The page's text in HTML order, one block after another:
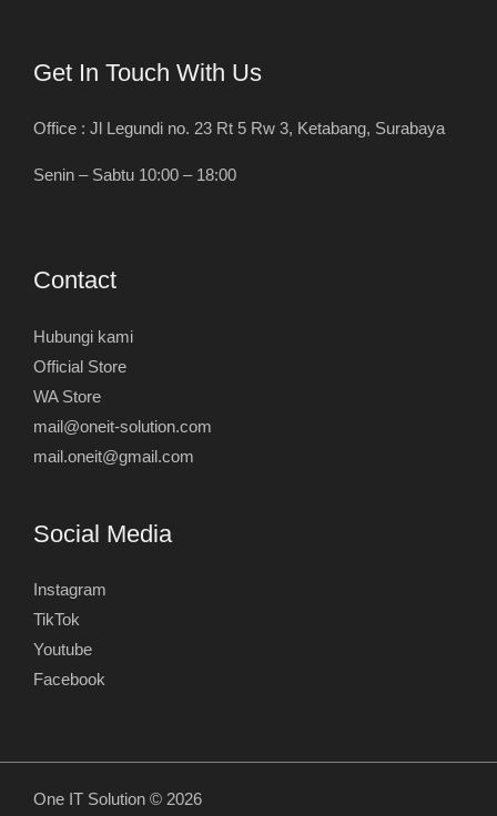
Get In Touch With Us
Office : Jl Legundi no. 23 Rt 5 Rw 3, Ketabang, Surabaya
Senin – Sabtu 10:00 – 18:00
Contact
Hubungi kami
Official Store
WA Store
mail@oneit-solution.com
mail.oneit@gmail.com
Social Media
Instagram
TikTok
Youtube
Facebook
One IT Solution © 2026